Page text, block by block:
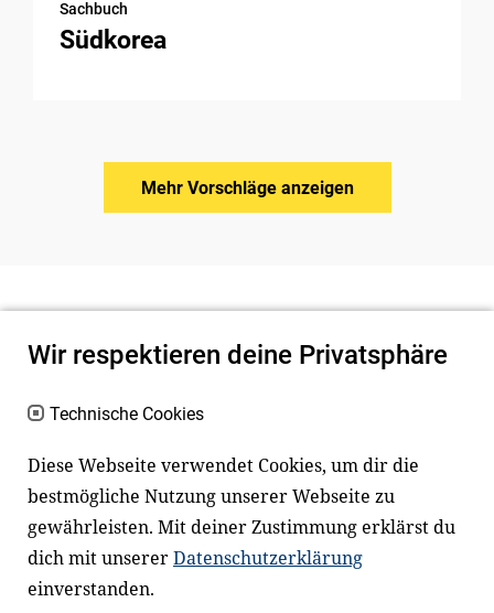
Sachbuch
Südkorea
Mehr Vorschläge anzeigen
Newsletter
Facebook LinkedIn
Wir respektieren deine Privatsphäre
Technische Cookies
Diese Webseite verwendet Cookies, um dir die
bestmögliche Nutzung unserer Webseite zu
gewährleisten. Mit deiner Zustimmung erklärst du
dich mit unsererDatenschutzerklärung
einverstanden.